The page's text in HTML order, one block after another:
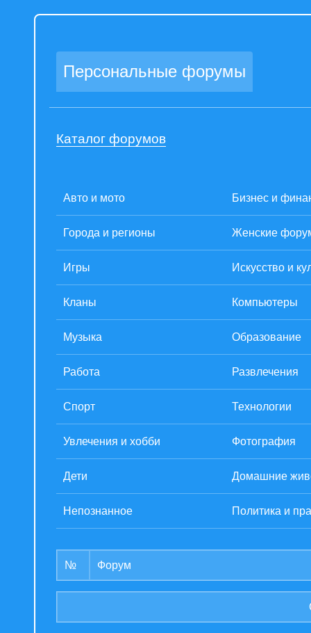
Персональные форумы
Каталог форумов
Авто и мото Бизнес и
Города и регионы Женские
Игры Искусство и
Кланы Компьютеры
Музыка Образование
Работа Развлечения
Спорт Технологии
Увлечения и хобби Фотография
Дети Домашние
Непознанное Политика и
№ Форум